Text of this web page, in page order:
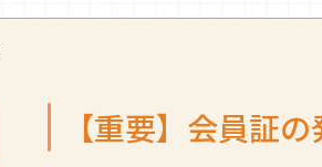
【重要】会員証